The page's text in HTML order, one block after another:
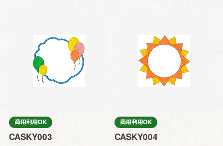
CASKY003 CASKY004